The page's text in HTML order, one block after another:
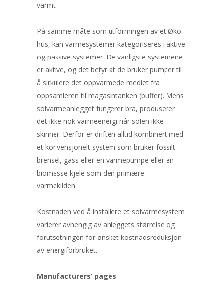
varmt.
På samme måte som utformingen av et Øko-
hus, kan varmesystemer kategoriseres i aktive
og passive systemer. De vanligste systemene
er aktive, og det betyr at de bruker pumper til
å sirkulere det oppvarmede mediet fra
oppsamleren til magasintanken (buffer). Mens
solvarmeanlegget fungerer bra, produserer
det ikke nok varmeenergi når solen ikke
skinner. Derfor er driften alltid kombinert med
et konvensjonelt system som bruker fossilt
brensel, gass eller en varmepumpe eller en
biomasse kjele som den primære
varmekilden.
Kostnaden ved å installere et solvarmesystem
varierer avhengig av anleggets størrelse og
forutsetningen for ønsket kostnadsreduksjon
av energiforbruket.
Manufacturers’ pages